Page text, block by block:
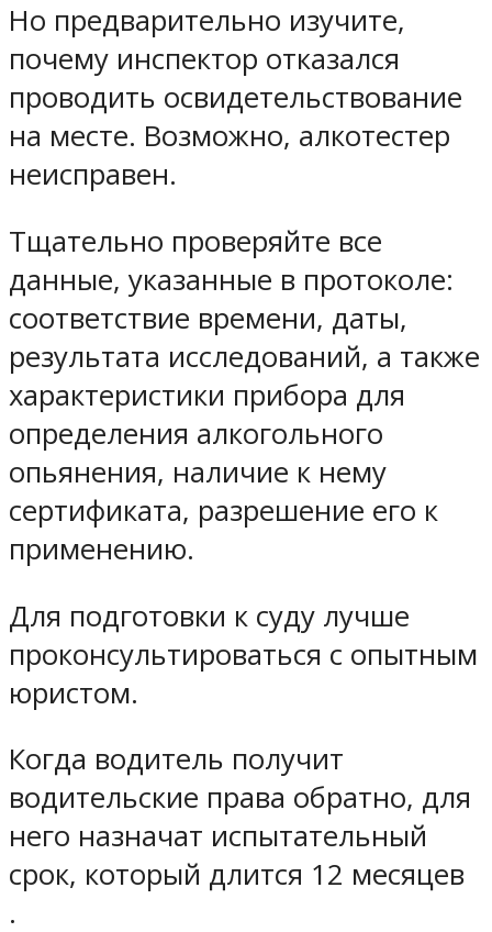
Но предварительно изучите,
почему инспектор отказался
проводить освидетельствование
на месте. Возможно, алкотестер
неисправен.
Тщательно проверяйте все
данные, указанные в протоколе:
соответствие времени, даты,
результата исследований, а также
характеристики прибора для
определения алкогольного
опьянения, наличие к нему
сертификата, разрешение его к
применению.
Для подготовки к суду лучше
проконсультироваться с опытным
юристом.
Когда водитель получит
водительские права обратно, для
него назначат испытательный
срок, который длится 12 месяцев
.